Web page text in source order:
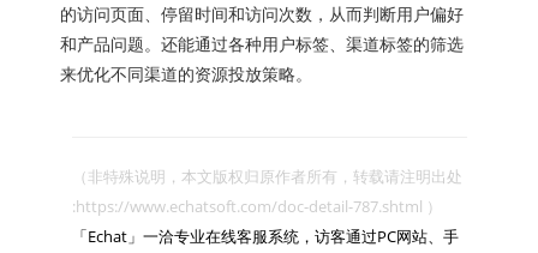
的访问页面、停留时间和访问次数，从而判断用户偏好
和产品问题。还能通过各种用户标签、渠道标签的筛选
来优化不同渠道的资源投放策略。
（非特殊说明，本文版权归原作者所有，转载请注明出处
:https://www.echatsoft.com/doc-detail-787.shtml ）
「Echat」一洽专业在线客服系统，访客通过PC网站、手